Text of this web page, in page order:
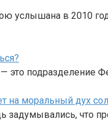
услышана в 2010
это подразделение
на моральный дух
задумывались, что